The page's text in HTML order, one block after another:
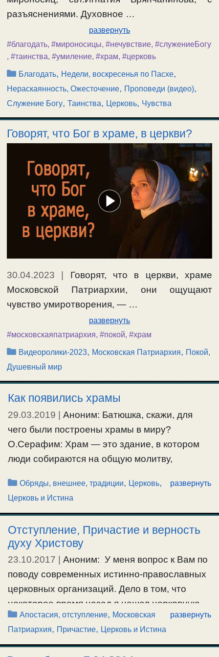
разъяснениями. Духовное …
развернуть
#благодать, #мироносицы, #нечувствие, #служениеБогу
, #таинства, #умиление, #храм, #церковь
Рубрики
Благодать, Недели, воскресенья по Пасхе,
Нераскаянность, Ожесточение, Проповеди (видео),
Служение Богу, Таинства, Церковь, Чувства
Говорят, что Бог в храме, в церкви?
30.04.2023
Говорят, что в церкви, храме
Московской Патриархии, они ощущают
чувство умиротворения, — …
развернуть
#московскаяпатриархия, #покой, #храм
Рубрики
Видеоролики-2023, Московская Патриархия, Покой,
Душевный мир
Как появились храмы
29.03.2019 | Аноним: Батюшка, скажи, для
чего были построены храмы в миру?
О.Серафим: Храм — это здание, в котором
люди собираются на общую молитву,
правильную борьбу со своими страстями. И
для внешнего совершения Таинств. Храм, —
это естественное явление и следствие того,
когда люди собираются вместе для всего
этого. Со временем …
Ещё…
#храм
Рубрики
Обряды, внешнее, традиции, Церковь,
Церковь и Истина
развернуть
Отступление, Причастие и верность
духу Христову
23.10.2017
Аноним: У меня вопрос к Вам по
поводу современных истинно-православных
церковных организаций. Дело в том, что
некоторое время назад я нашел церковную
организацию, отвергающую МП и
непринимающую экуменизм. Вроде бы все
«правильно», с точки зрения буквы закона.
Рубрики
Апостасия, отступление, Московская
Патриархия, Причастие, Церковь и Истина
развернуть